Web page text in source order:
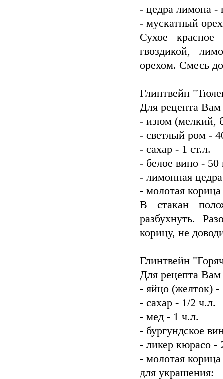
- цедра лимона -
- мускатный
Сухое
гвоздикой,
орехом. Смесь
Глинтвейн
Для рецепта Вам
- изюм (мелкий,
- светлый ром -
- сахар - 1 ст.л.
- белое вино - 50
- лимонная
- молотая
В стакан
разбухнуть.
корицу, не
Глинтвейн
Для рецепта Вам
- яйцо (желток) -
- сахар - 1/2 ч.л.
- мед - 1 ч.л.
- бургундское
- ликер кюрасо -
- молотая
для украшения: